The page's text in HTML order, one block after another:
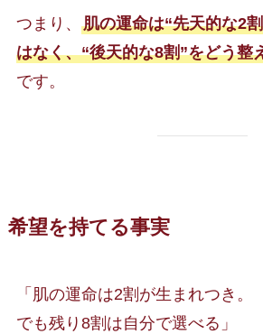
つまり、 肌の運命は“先天的な2
はなく、“後天的な8割”をどう整
です。
希望を持てる事実
「肌の運命は2割が生まれつき。
でも残り8割は自分で選べる」